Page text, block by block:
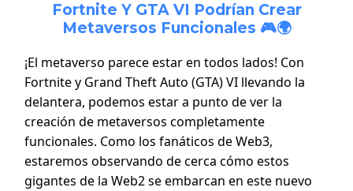
Fortnite Y GTA VI Podrían Crear
Metaversos Funcionales 🎮🌍
¡El metaverso parece estar en todos lados! Con
Fortnite y Grand Theft Auto (GTA) VI llevando la
delantera, podemos estar a punto de ver la
creación de metaversos completamente
funcionales. Como los fanáticos de Web3,
estaremos observando de cerca cómo estos
gigantes de la Web2 se embarcan en este nuevo